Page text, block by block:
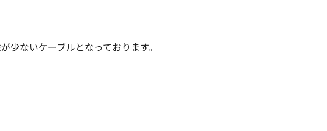
ないケーブルとなっております。